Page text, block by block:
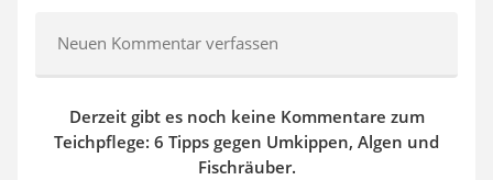
Neuen Kommentar verfassen
Derzeit gibt es noch keine Kommentare zum
Teichpflege: 6 Tipps gegen Umkippen, Algen und
Fischräuber.